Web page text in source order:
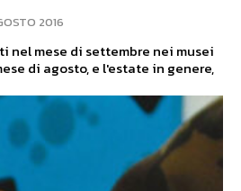
2016
nel mese di settembre nei musei